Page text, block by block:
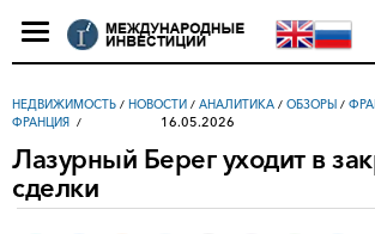
НЕДВИЖИМОСТЬ / НОВОСТИ / АНАЛИТИКА / ОБЗОРЫ /
ФРАНЦИЯ
16.05.2026
Лазурный Берег уходит в
сделки